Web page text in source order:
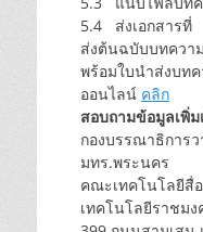
5.4 ส่งเอกสารที่
ส่งต้นฉบับบทควา
พร้อมใบนำส่งบท
ออนไลน์ คลิก
สอบถามข้อมูลเพิ่
กองบรรณาธิการ
มทร.พระนคร
คณะเทคโนโลยีสื่
เทคโนโลยีราชม